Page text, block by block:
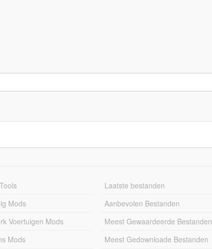
Mods
Voertuigen Mods
Mods
Laatste bestanden
Aanbevolen Bestanden
Meest Gewaardeerde Bestanden
Meest Gedownloade Bestanden